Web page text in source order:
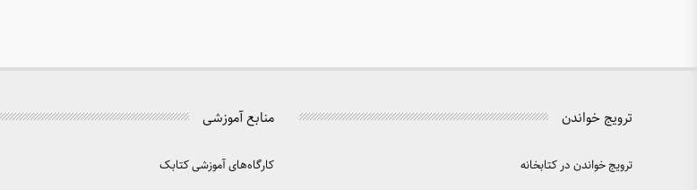
ترویج خواندن
ترویج خواندن در کتابخانه
منابع آموزشی
کارگاه‌های آموزشی کتابک